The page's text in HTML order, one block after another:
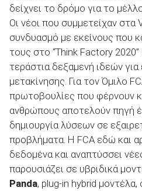
δείχνει το δρόμο για το
Οι νέοι που συμμετείχαν στα
συνδυασμό με εκείνους που
τους στο “Think Factory
τεράστια δεξαμενή ιδεών
μετακίνησης. Για τον Όμιλο
πρωτοβουλίες που φέρνουν
ανθρώπους αποτελούν πηγή
δημιουργία λύσεων σε
προβλήματα. Η FCA εδώ και
δεδομένα και αναπτύσσει
παρουσιάζει σε υβριδικά
Panda, plug-in hybrid